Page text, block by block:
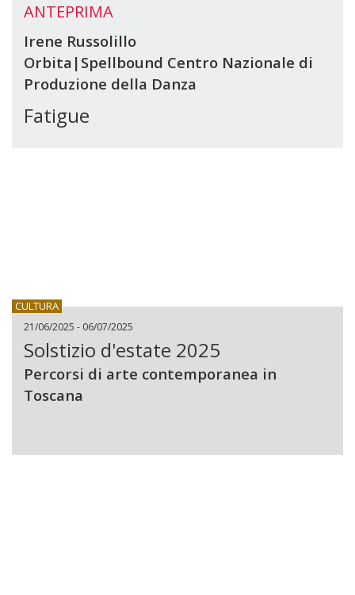
ANTEPRIMA
Irene Russolillo
Orbita|Spellbound Centro Nazionale di
Produzione della Danza
Fatigue
CULTURA
21/06/2025 - 06/07/2025
Solstizio d'estate 2025
Percorsi di arte contemporanea in
Toscana